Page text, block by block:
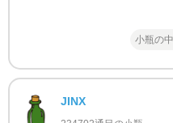
小瓶の
JINX